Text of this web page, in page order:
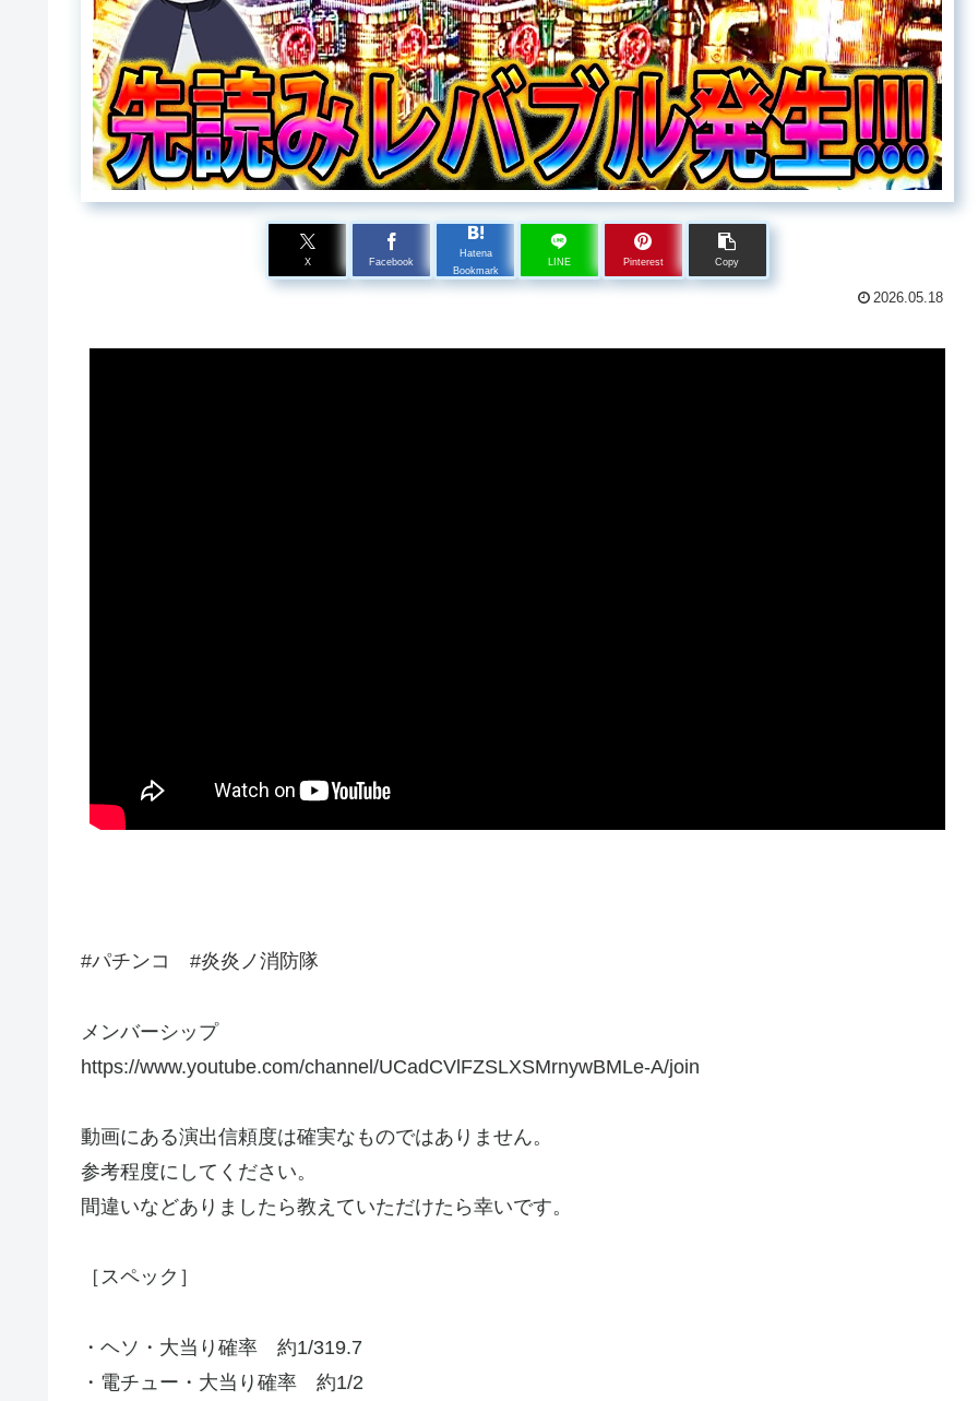
X Facebook
Hatena
Bookmark
LINE Pinterest Copy
2026.05.18
#パチンコ #炎炎ノ消防隊
メンバーシップ
https://www.youtube.com/channel/UCadCVlFZSLXSMrnywBMLe-A/join
動画にある演出信頼度は確実なものではありません。
参考程度にしてください。
間違いなどありましたら教えていただけたら幸いです。
［スペック］
・ヘソ・大当り確率 約1/319.7
・電チュー・大当り確率 約1/2